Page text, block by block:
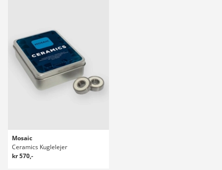
Mosaic
Ceramics Kuglelejer
kr 570,-